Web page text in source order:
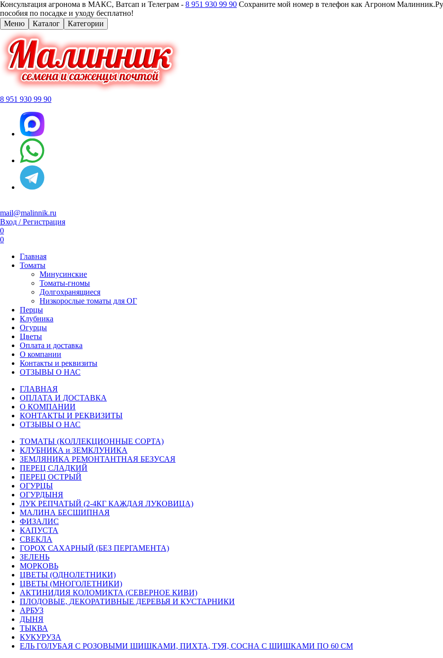
Консультация агронома в МАКС, Ватсап и Телеграм - 8 951 930 99 90 Сохраните мой номер в телефон как Агроном
пособия по посадке и уходу бесплатно!
Меню
Каталог Категории
8 951 930 99 90
mail@malinnik.ru
Вход / Регистрация
0
0
Главная
Томаты
Минусинские
Томаты-гномы
Долгохранящиеся
Низкорослые томаты для ОГ
Перцы
Клубника
Огурцы
Цветы
Оплата и доставка
О компании
Контакты и реквизиты
ОТЗЫВЫ О НАС
ГЛАВНАЯ
ОПЛАТА И ДОСТАВКА
О КОМПАНИИ
КОНТАКТЫ И РЕКВИЗИТЫ
ОТЗЫВЫ О НАС
ТОМАТЫ (КОЛЛЕКЦИОННЫЕ СОРТА)
КЛУБНИКА и ЗЕМКЛУНИКА
ЗЕМЛЯНИКА РЕМОНТАНТНАЯ БЕЗУСАЯ
ПЕРЕЦ СЛАДКИЙ
ПЕРЕЦ ОСТРЫЙ
ОГУРЦЫ
ОГУРДЫНЯ
ЛУК РЕПЧАТЫЙ (2-4КГ КАЖДАЯ ЛУКОВИЦА)
МАЛИНА БЕСШИПНАЯ
ФИЗАЛИС
КАПУСТА
СВЕКЛА
ГОРОХ САХАРНЫЙ (БЕЗ ПЕРГАМЕНТА)
ЗЕЛЕНЬ
МОРКОВЬ
ЦВЕТЫ (ОДНОЛЕТНИКИ)
ЦВЕТЫ (МНОГОЛЕТНИКИ)
АКТИНИДИЯ КОЛОМИКТА (СЕВЕРНОЕ КИВИ)
ПЛОДОВЫЕ, ДЕКОРАТИВНЫЕ ДЕРЕВЬЯ И КУСТАРНИКИ
АРБУЗ
ДЫНЯ
ТЫКВА
КУКУРУЗА
ЕЛЬ ГОЛУБАЯ С РОЗОВЫМИ ШИШКАМИ, ПИХТА, ТУЯ, СОСНА С ШИШКАМИ ПО 60 СМ